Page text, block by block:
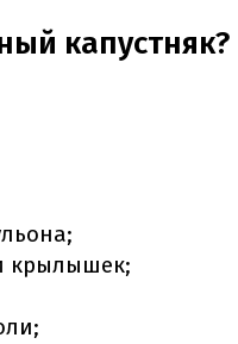
капустняк?
крылышек;